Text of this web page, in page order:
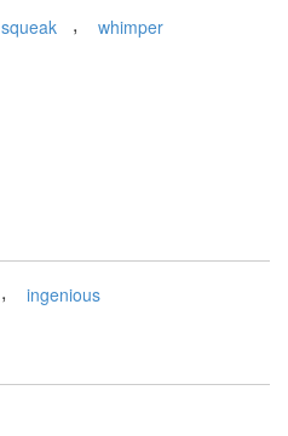
squeak , whimper
, ingenious